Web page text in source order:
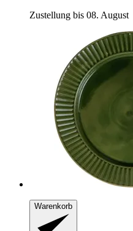
Zustellung bis 08. August
Warenkorb